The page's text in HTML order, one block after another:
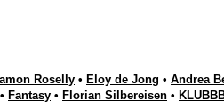
Roselly • Eloy de Jong • Andrea
Fantasy • Florian Silbereisen •